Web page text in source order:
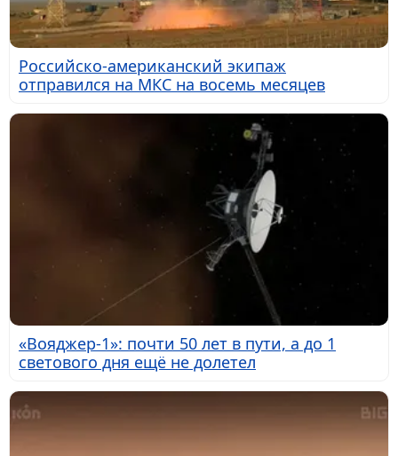
Российско-американский экипаж
отправился на МКС на восемь месяцев
«Вояджер-1»: почти 50 лет в пути, а до 1
светового дня ещё не долетел